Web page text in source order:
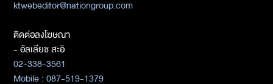
ktwebeditor@nationgroup.com
ติดต่อลงโฆษณา
- อัลเลียซ สะอิ
02-338-3561
Mobile : 087-519-1379